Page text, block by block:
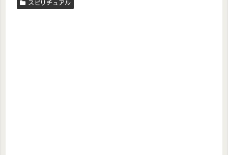
スピリチュアル